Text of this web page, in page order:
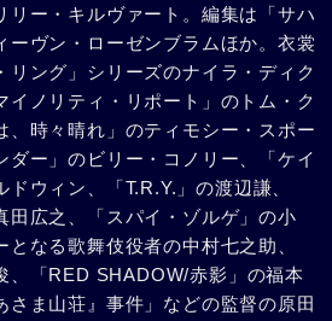
リー・キルヴァート。編集は「サハ
ーヴン・ローゼンブラムほか。衣裳
リング」シリーズのナイラ・ディク
イノリティ・リポート」のトム・ク
、時々晴れ」のティモシー・スポー
ダー」のビリー・コノリー、「ケイ
ウィン、「T.R.Y.」の渡辺謙、
田広之、「スパイ・ゾルゲ」の小
なる歌舞伎役者の中村七之助、
、「RED SHADOW/赤影」の福本
さま山荘』事件」などの監督の原田